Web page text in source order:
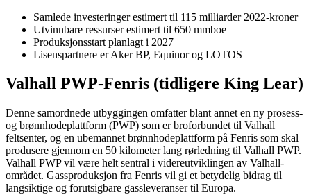
Samlede investeringer estimert til 115 milliarder 2022-kroner
Utvinnbare ressurser estimert til 650 mmboe
Produksjonsstart planlagt i 2027
Lisenspartnere er Aker BP, Equinor og LOTOS
Valhall PWP-Fenris (tidligere King Lear)
Denne samordnede utbyggingen omfatter blant annet en ny prosess-
og brønnhodeplattform (PWP) som er broforbundet til Valhall
feltsenter, og en ubemannet brønnhodeplattform på Fenris som skal
produsere gjennom en 50 kilometer lang rørledning til Valhall PWP.
Valhall PWP vil være helt sentral i videreutviklingen av Valhall-
området. Gassproduksjon fra Fenris vil gi et betydelig bidrag til
langsiktige og forutsigbare gassleveranser til Europa.